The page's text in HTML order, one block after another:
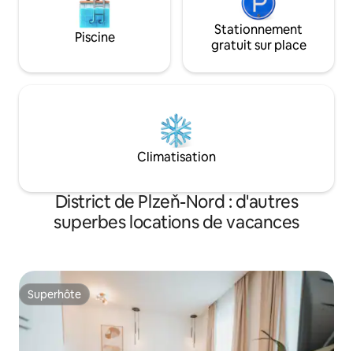
Piscine
Stationnement
gratuit sur place
Climatisation
District de Plzeň-Nord : d'autres
superbes locations de vacances
Superhôte
Superhôte